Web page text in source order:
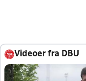
Videoer fra DBU